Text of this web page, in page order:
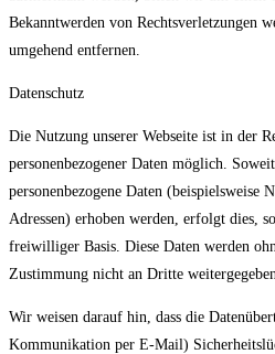
Bekanntwerden von Rechtsverletzungen
umgehend entfernen.
Datenschutz
Die Nutzung unserer Webseite ist in der
personenbezogener Daten möglich.
personenbezogene Daten (beispielsweise
Adressen) erhoben werden, erfolgt dies,
freiwilliger Basis. Diese Daten werden
Zustimmung nicht an Dritte weitergegeben.
Wir weisen darauf hin, dass die
Kommunikation per E-Mail)